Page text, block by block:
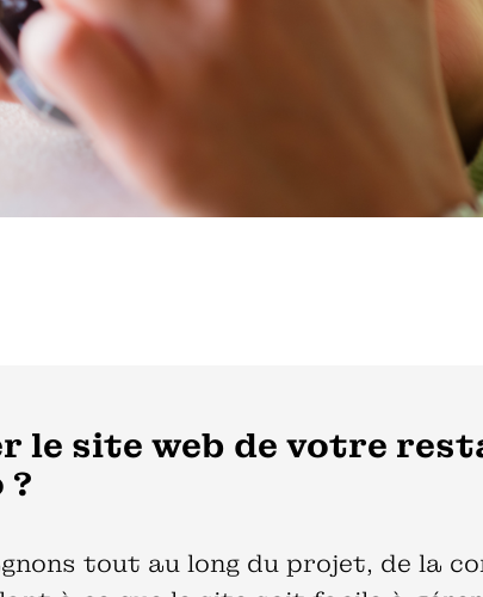
le site web de votre
?
tout au long du projet, de la